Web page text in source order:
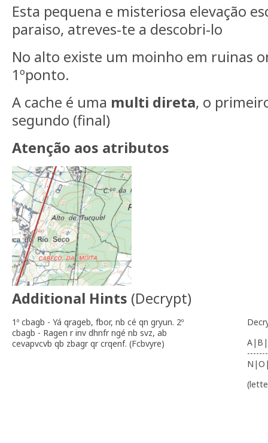
Esta pequena e misteriosa elevação
paraiso, atreves-te a descobri-lo
No alto existe um moinho em ruinas
1ºponto.
A cache é uma multi direta, o
segundo (final)
Atenção aos atributos
Additional Hints (Decrypt)
1º cbagb - Yá qrageb, fbor, nb cé qn gryun. 2º
cbagb - Ragen r inv dhnfr ngé nb svz, ab
cevapvcvb qb zbagr qr crqenf. (Fcbvyre)